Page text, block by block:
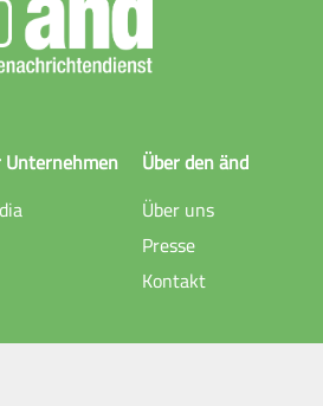
Unternehmen
Über den änd
Über uns
Presse
Kontakt